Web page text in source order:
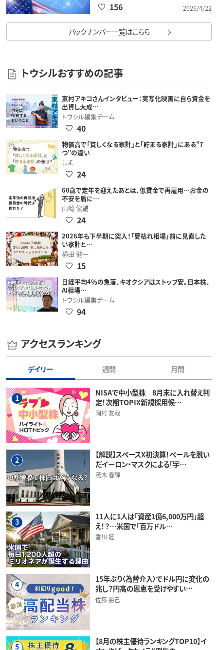
2026/4/22
156
バックナンバー一覧はこちら
トウシルおすすめの記事
東村アキコさんインタビュー：実写化映画に自ら資金を
出資し大成…
トウシル編集チーム
40
物価高で「貧しくなる家計」と「貯まる家計」にある"7
つ"の違い
しま
24
60歳で定年を迎えたあとは、低賃金で再雇用…お金の
不安を盾に…
山崎 俊輔
24
2026年も下半期に突入！「夏枯れ相場」前に見直した
い家計と…
横田 健一
15
日経平均4％の急落、キオクシアはストップ安。日本株、
AI相場…
トウシル編集チーム
94
アクセスランキング
デイリー 週間 月間
1
NISAで中小型株 8月末に入れ替え判
定！次期TOPIX新規採用候…
岡村 友哉
2
【解説】スペースX初決算！ベールを脱い
だイーロン・マスクによる「宇…
茂木 春輝
3
11人に1人は「資産1億6,000万円」超
え！？…米国で「百万ドル…
香川 睦
4
15年ぶり〈為替介入〉でドル円に変化の
兆し？円高の恩恵を受けやすい…
佐藤 勝己
5
【8月の株主優待ランキングTOP10】イ